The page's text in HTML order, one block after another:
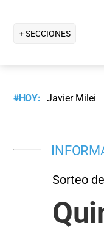
+ SECCIONES
#HOY: Javier Milei
Sorteo